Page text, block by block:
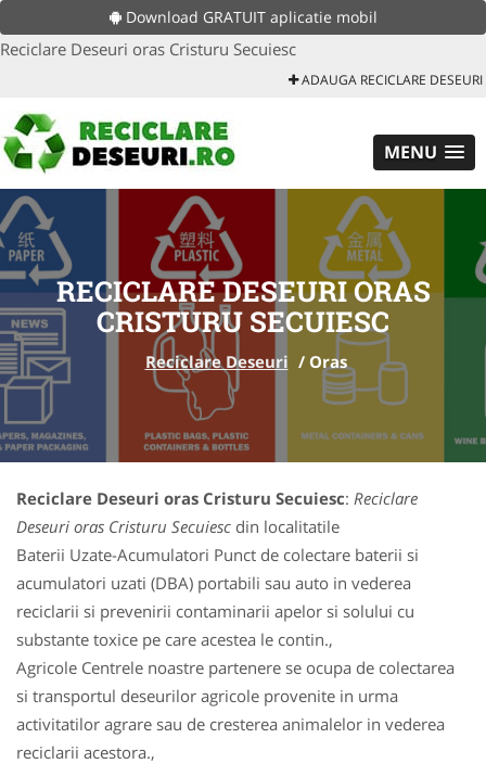
Download GRATUIT aplicatie mobil
Reciclare Deseuri oras Cristuru Secuiesc
ADAUGA RECICLARE DESEURI
MENU
RECICLARE DESEURI ORAS
CRISTURU SECUIESC
Reciclare Deseuri / Oras
Reciclare Deseuri oras Cristuru Secuiesc: Reciclare
Deseuri oras Cristuru Secuiesc din localitatile
Baterii Uzate-Acumulatori Punct de colectare baterii si
acumulatori uzati (DBA) portabili sau auto in vederea
reciclarii si prevenirii contaminarii apelor si solului cu
substante toxice pe care acestea le contin.,
Agricole Centrele noastre partenere se ocupa de colectarea
si transportul deseurilor agricole provenite in urma
activitatilor agrare sau de cresterea animalelor in vederea
reciclarii acestora.,